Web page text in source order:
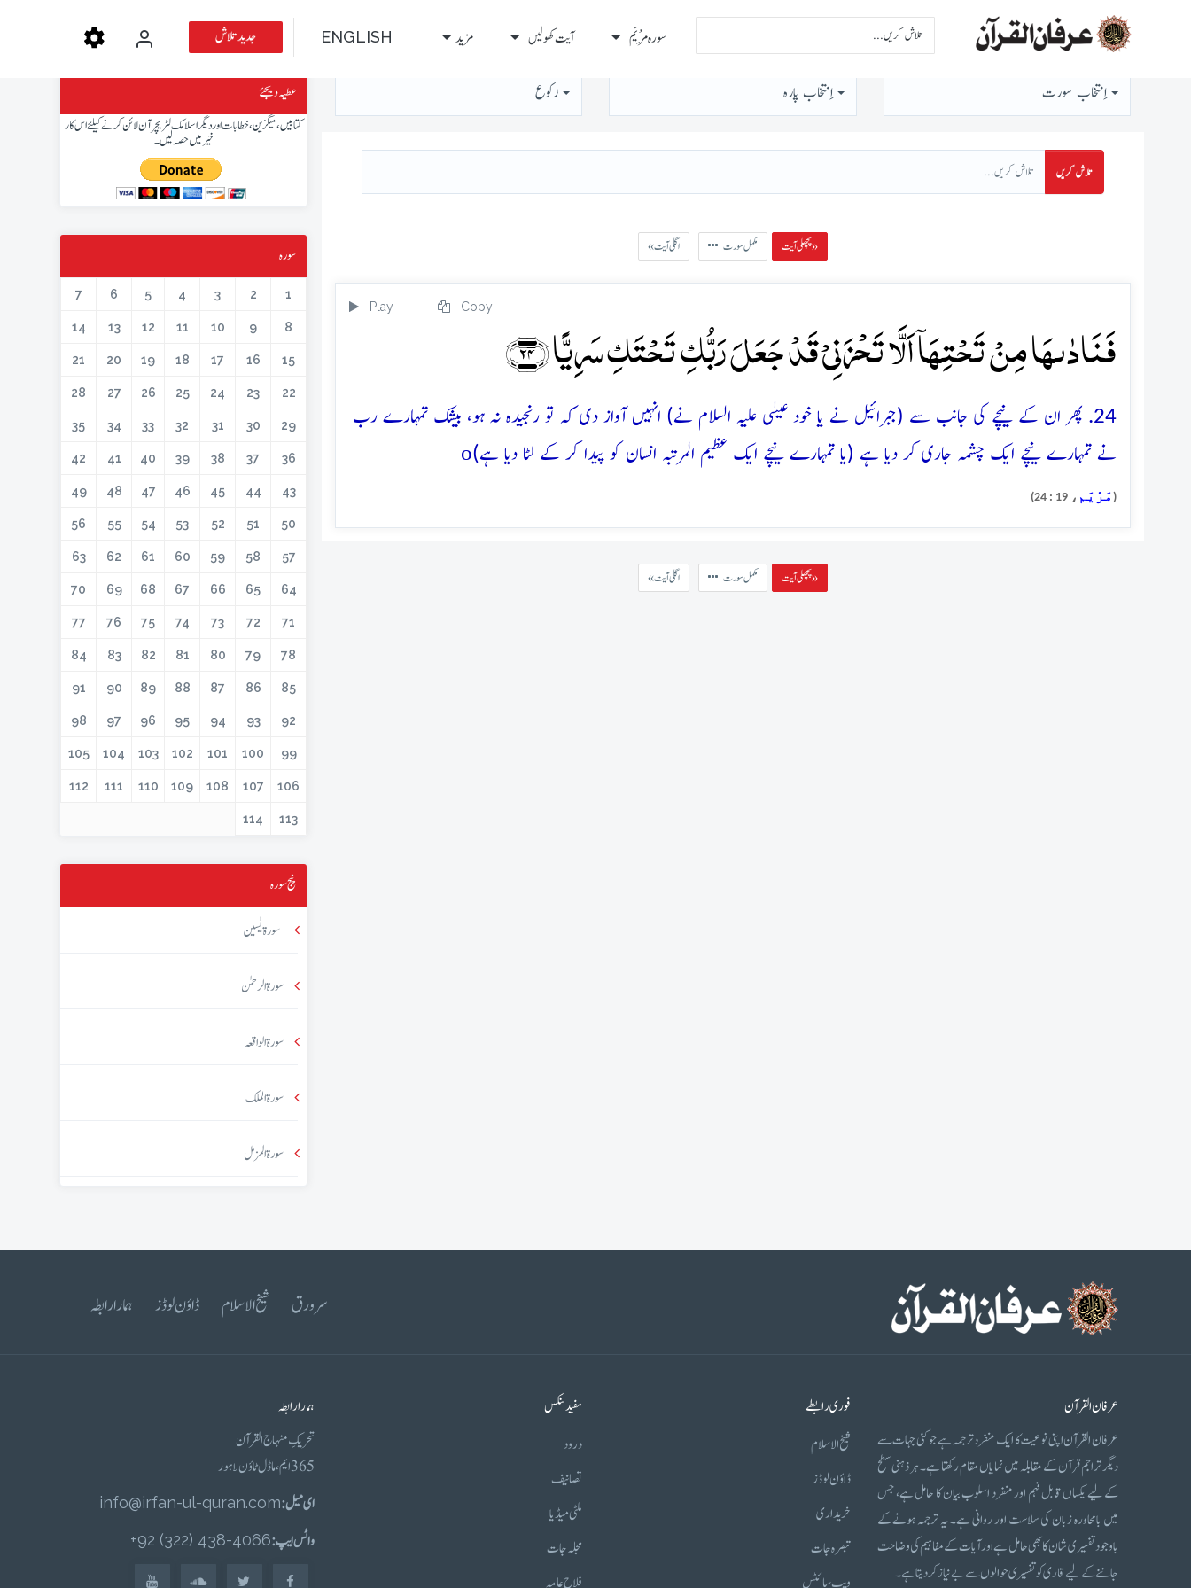
سورہ مَرْيَم آیت کھولیں مزید ENGLISH جدید تلاش
اِنتخاب سورت اِنتخاب پارہ رُكوع
تلاش کریں
پچھلی آیت » مکمل سورت « اگلی آیت
Play Copy
فَنَادٰىہَا مِنۡ تَحۡتِہَاۤ اَلَّا تَحۡزَنِیۡ قَدۡ جَعَلَ رَبُّکِ تَحۡتَکِ سَرِیًّا ﴿۲۴﴾
24. پھر ان کے نیچے کی جانب سے (جبرائیل نے یا خود عیسٰی علیہ السلام نے) انہیں آواز دی کہ تو رنجیدہ نہ ہو، بیشک تمہارے رب
نے تمہارے نیچے ایک چشمہ جاری کر دیا ہے (یا تمہارے نیچے ایک عظیم المرتبہ انسان کو پیدا کر کے لٹا دیا ہے)o
( مَرْيَم ، 19 : 24)
پچھلی آیت » مکمل سورت « اگلی آیت
عطیہ دیجئے
کتابیں، میگزین، خطابات اور دیگر اسلامک لٹریچر آن لائن کرنے کیلئے اس کار
خیر میں حصہ لیں۔
سورہ
1
2
3
4
5
6
7
8
9
10
11
12
13
14
15
16
17
18
19
20
21
22
23
24
25
26
27
28
29
30
31
32
33
34
35
36
37
38
39
40
41
42
43
44
45
46
47
48
49
50
51
52
53
54
55
56
57
58
59
60
61
62
63
64
65
66
67
68
69
70
71
72
73
74
75
76
77
78
79
80
81
82
83
84
85
86
87
88
89
90
91
92
93
94
95
96
97
98
99
100
101
102
103
104
105
106
107
108
109
110
111
112
113
114
پنج سورہ
سورۃ یٰسین
سورۃ الرحمٰن
سورۃ الواقعہ
سورۃ الملک
سورۃ المزمل
سرورق شیخ الاسلام ڈاؤن لوڈز ہمارا رابطہ
عرفان القرآن
عرفان القرآن اپنی نوعیت کا ایک منفرد ترجمہ ہے جو کئی جہات سے
دیگر تراجم قرآن کے مقابلہ میں نمایاں مقام رکھتا ہے۔ ہر ذہنی سطح
کے لیے یکساں قابل فہم اور منفرد اسلوب بیان کا حامل ہے، جس
میں بامحاورہ زبان کی سلاست اور روانی ہے۔ یہ ترجمہ ہونے کے
باوجود تفسیری شان کا بھی حامل ہے اور آیات کے مفاہیم کی وضاحت
جاننے کے لیے قاری کو تفسیری حوالوں سے بے نیاز کر دیتا ہے۔
فوری رابطے
شیخ الاسلام
ڈاؤن لوڈز
خریداری
تبصرہ جات
ویب سائٹس
مفید لنکس
درود
تصانیف
ملٹی میڈیا
مجلہ جات
فلاح عامہ
ہمارا رابطہ
تحریکِ منہاج القرآن
365 ایم، ماڈل ٹاؤن لاہور
ای میل :info@irfan-ul-quran.com
واٹس ایپ :4066-438 (322) 92+